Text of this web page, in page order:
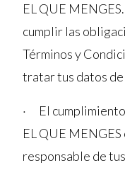
EL QUE
cumplir las
Términos y
tratar tus datos
· El cumplimiento
EL QUE
responsable de